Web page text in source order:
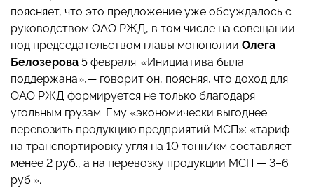
поясняет, что это предложение уже обсуждалось с
руководством ОАО РЖД, в том числе на совещании
под председательством главы монополии Олега
Белозерова 5 февраля. «Инициатива была
поддержана»,— говорит он, поясняя, что доход для
ОАО РЖД формируется не только благодаря
угольным грузам. Ему «экономически выгоднее
перевозить продукцию предприятий МСП»: «тариф
на транспортировку угля на 10 тонн/км составляет
менее 2 руб., а на перевозку продукции МСП — 3–6
руб.».